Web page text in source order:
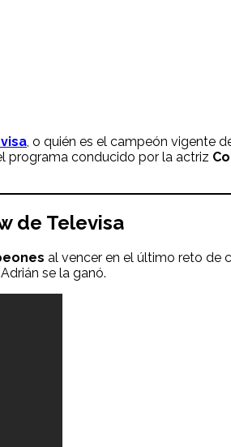
, o quién es el campeón vigente
programa conducido por la actriz
de Televisa
al vencer en el último reto de
se la ganó.